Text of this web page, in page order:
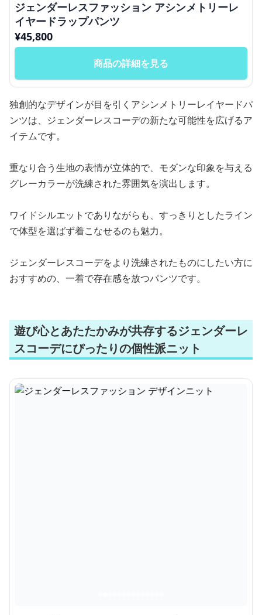
ジェンダーレスファッション アシンメトリーレ
イヤードラップパンツ
¥45,800
商品の詳細を見る
独創的なデザインが目を引くアシンメトリーレイヤードパ
ンツは、ジェンダーレスコーデの新たな可能性を広げるア
イテムです。
重なり合う生地の表情が立体的で、モダンな印象を与える
グレーカラーが洗練された雰囲気を演出します。
ワイドシルエットでありながらも、すっきりとしたライン
で体型を選ばず着こなせるのも魅力。
ジェンダーレスコーデをより洗練されたものにしたい方に
おすすめの、一着で存在感を放つパンツです。
遊び心とあたたかみが共存するジェンダーレ
スコーデにぴったりの個性派ニット